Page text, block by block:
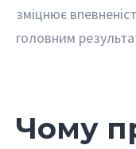
зміцнює
головним
Чому